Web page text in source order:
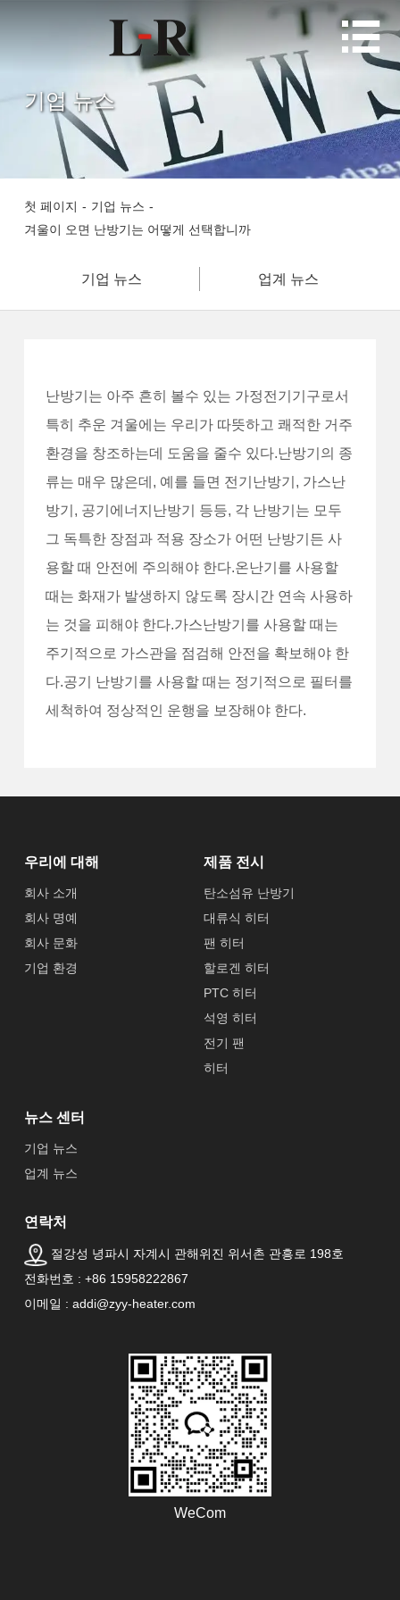

기업 뉴스
첫 페이지 - 기업 뉴스 -
겨울이 오면 난방기는 어떻게 선택합니까
기업 뉴스 업계 뉴스
난방기는 아주 흔히 볼수 있는 가정전기기구로서
특히 추운 겨울에는 우리가 따뜻하고 쾌적한 거주
환경을 창조하는데 도움을 줄수 있다.난방기의 종
류는 매우 많은데, 예를 들면 전기난방기, 가스난
방기, 공기에너지난방기 등등, 각 난방기는 모두
그 독특한 장점과 적용 장소가 어떤 난방기든 사
용할 때 안전에 주의해야 한다.온난기를 사용할
때는 화재가 발생하지 않도록 장시간 연속 사용하
는 것을 피해야 한다.가스난방기를 사용할 때는
주기적으로 가스관을 점검해 안전을 확보해야 한
다.공기 난방기를 사용할 때는 정기적으로 필터를
세척하여 정상적인 운행을 보장해야 한다.
우리에 대해
회사 소개
회사 명예
회사 문화
기업 환경
제품 전시
탄소섬유 난방기
대류식 히터
팬 히터
할로겐 히터
PTC 히터
석영 히터
전기 팬
히터
뉴스 센터
기업 뉴스
업계 뉴스
연락처
절강성 녕파시 자계시 관해위진 위서촌 관흥로 198호
전화번호 : +86 15958222867
이메일 : addi@zyy-heater.com
WeCom